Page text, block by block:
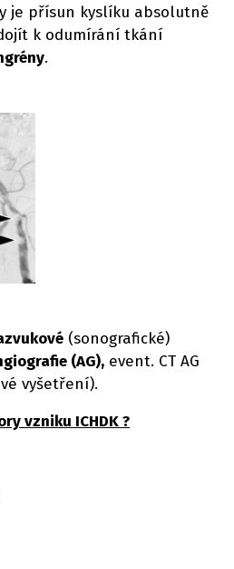
je přísun kyslíku absolutně
k odumírání tkání
.
(sonografické)
(AG), event. CT AG
vyšetření).
vzniku ICHDK ?